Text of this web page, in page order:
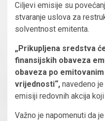
Ciljevi emisije su
stvaranje uslova za
solventnost emitenta.
„Prikupljena sredstva
finansijskih obaveza
obaveza po
vrijednosti“, navedeno
emisiji redovnih akcija
Važno je napomenuti da